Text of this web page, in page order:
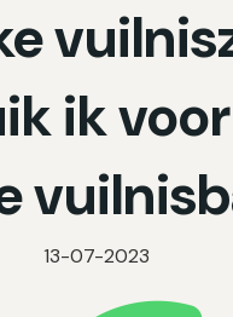
ik
13-07-2023